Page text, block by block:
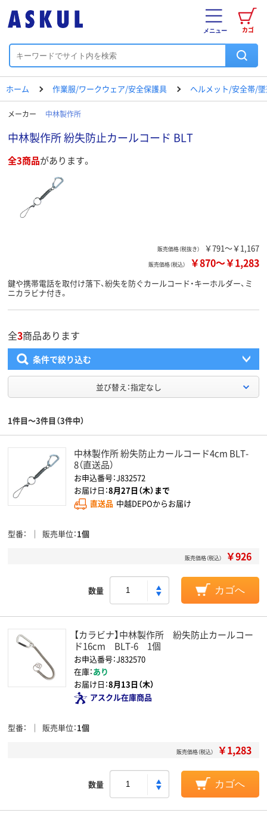
カゴ
メニュー
ホーム 作業服/ワークウェア/安全保護具 ヘルメット/安全帯/
メーカー 中林製作所
中林製作所 紛失防止カールコード BLT
全3商品があります。
販売価格（税抜き） ￥791～￥1,167
販売価格（税込） ￥870～￥1,283
鍵や携帯電話を取付け落下、紛失を防ぐカールコード・キーホルダー、ミ
ニカラビナ付き。
全3商品あります
条件で絞り込む
並び替え：指定なし
1件目～3件目（3件中）
中林製作所 紛失防止カールコード4cm BLT-
8（直送品）
お申込番号：J832572
お届け日：8月27日（木）まで
直送品 中越DEPOからお届け
型番 販売単位 1個
販売価格（税込） ￥926
数量 カゴへ
【カラビナ】中林製作所 紛失防止カールコー
ド16cm BLT-6 1個
お申込番号：J832570
在庫：あり
お届け日：8月13日（木）
アスクル在庫商品
型番 販売単位 1個
販売価格（税込） ￥1,283
数量 カゴへ